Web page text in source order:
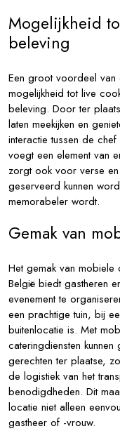
Mogelijkheid
beleving
Een groot voordeel
mogelijkheid tot live
beleving. Door ter
laten meekijken en
interactie tussen de
voegt een element van
zorgt ook voor verse
geserveerd kunnen
memorabeler wordt.
Gemak van
Het gemak van
België biedt gastheren
evenement te
een prachtige tuin, bij
buitenlocatie is. Met
cateringdiensten
gerechten ter plaatse,
de logistiek van het
benodigdheden. Dit
locatie niet alleen
gastheer of -vrouw.